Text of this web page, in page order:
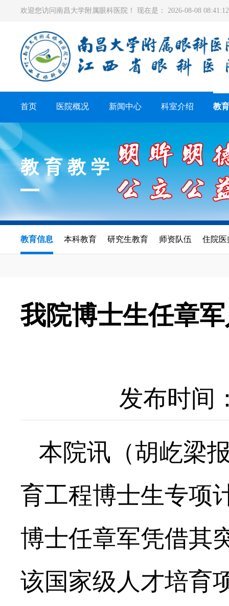
欢迎您访问南昌大学附属眼科医院！ 现在是： 2026-08-08
首页 医院概况 新闻中心 科室介绍 教
教育教学
教育信息 本科教育 研究生教育 师资队伍 住院医
我院博士生任章
发布时间
本院讯（胡屹梁
育工程博士生专项
博士任章军凭借其
该国家级人才培育